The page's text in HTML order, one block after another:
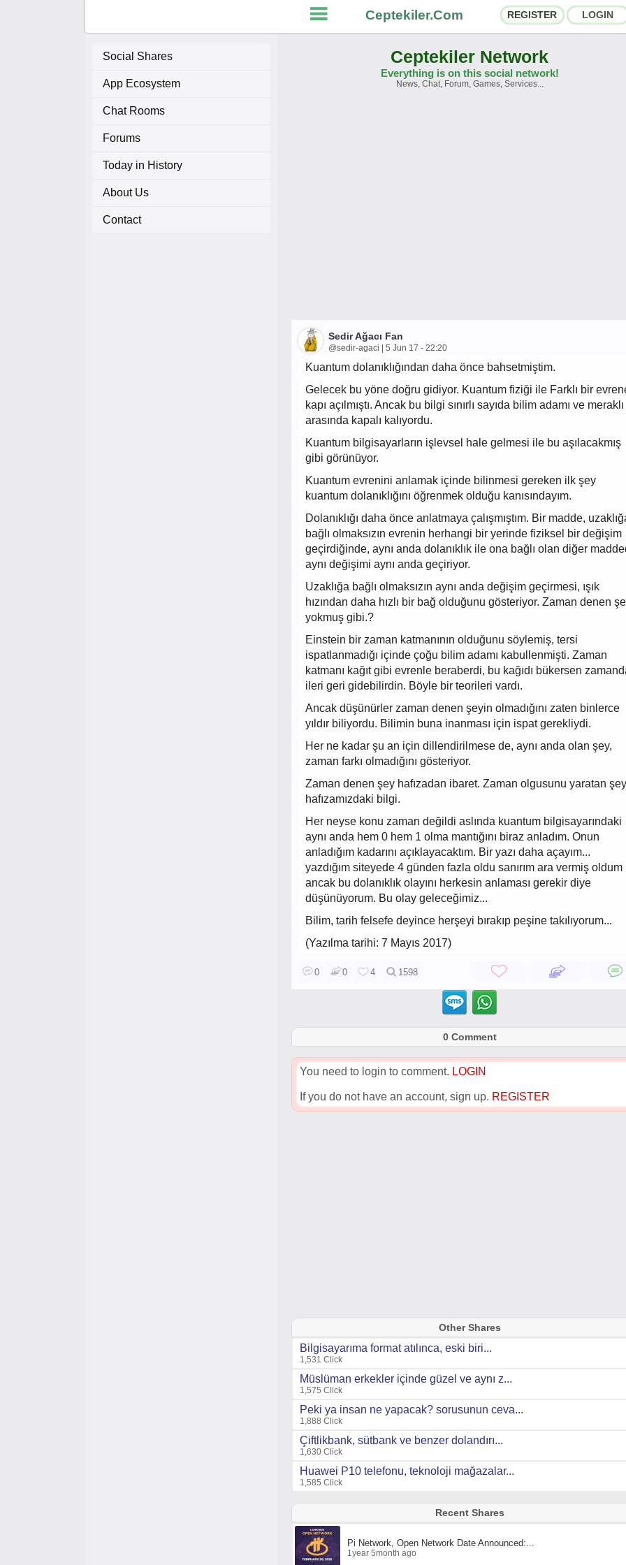
Ceptekiler.Com REGISTER LOGIN
Social Shares
App Ecosystem
Chat Rooms
Forums
Today in History
About Us
Contact
Social Shares
Ceptekiler Network
Everything is on this social network!
News, Chat, Forum, Games, Services...
Sedir Ağacı Fan
@sedir-agaci | 5 Jun 17 - 22:20
Kuantum dolanıklığından daha önce bahsetmiştim.
Gelecek bu yöne doğru gidiyor. Kuantum fiziği ile Farklı bir
kapı açılmıştı. Ancak bu bilgi sınırlı sayıda bilim adamı ve meraklı
arasında kapalı kalıyordu.
Kuantum bilgisayarların işlevsel hale gelmesi ile bu aşılacakmış
gibi görünüyor.
Kuantum evrenini anlamak içinde bilinmesi gereken ilk şey
kuantum dolanıklığını öğrenmek olduğu kanısındayım.
Dolanıklığı daha önce anlatmaya çalışmıştım. Bir madde,
bağlı olmaksızın evrenin herhangi bir yerinde fiziksel bir değişim
geçirdiğinde, aynı anda dolanıklık ile ona bağlı olan diğer
aynı değişimi aynı anda geçiriyor.
Uzaklığa bağlı olmaksızın aynı anda değişim geçirmesi, ışık
hızından daha hızlı bir bağ olduğunu gösteriyor. Zaman denen
yokmuş gibi.?
Einstein bir zaman katmanının olduğunu söylemiş, tersi
ispatlanmadığı içinde çoğu bilim adamı kabullenmişti. Zaman
katmanı kağıt gibi evrenle beraberdi, bu kağıdı bükersen
ileri geri gidebilirdin. Böyle bir teorileri vardı.
Ancak düşünürler zaman denen şeyin olmadığını zaten binlerce
yıldır biliyordu. Bilimin buna inanması için ispat gerekliydi.
Her ne kadar şu an için dillendirilmese de, aynı anda olan şey,
zaman farkı olmadığını gösteriyor.
Zaman denen şey hafızadan ibaret. Zaman olgusunu yaratan
hafızamızdaki bilgi.
Her neyse konu zaman değildi aslında kuantum bilgisayarındaki
aynı anda hem 0 hem 1 olma mantığını biraz anladım. Onun
anladığım kadarını açıklayacaktım. Bir yazı daha açayım...
yazdığım siteyede 4 günden fazla oldu sanırım ara vermiş oldum
ancak bu dolanıklık olayını herkesin anlaması gerekir diye
düşünüyorum. Bu olay geleceğimiz...
Bilim, tarih felsefe deyince herşeyi bırakıp peşine takılıyorum...
(Yazılma tarihi: 7 Mayıs 2017)
0 0 4 1598
0 Comment
You need to login to comment. LOGIN
If you do not have an account, sign up. REGISTER
Other Shares
Bilgisayarıma format atılınca, eski biri...
1,531 Click
Müslüman erkekler içinde güzel ve aynı z...
1,575 Click
Peki ya insan ne yapacak? sorusunun ceva...
1,888 Click
Çiftlikbank, sütbank ve benzer dolandırı...
1,630 Click
Huawei P10 telefonu, teknoloji mağazalar...
1,585 Click
Recent Shares
Pi Network, Open Network Date Announced:...
1year 5month ago